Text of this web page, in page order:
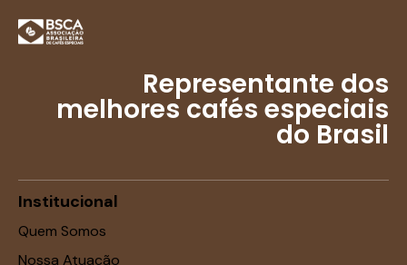
Representante dos
melhores cafés especiais
do Brasil
Institucional
Quem Somos
Nossa Atuação